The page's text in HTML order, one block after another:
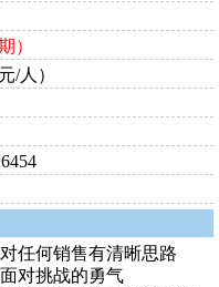
）
/人）
任何销售有清晰思路
对挑战的勇气